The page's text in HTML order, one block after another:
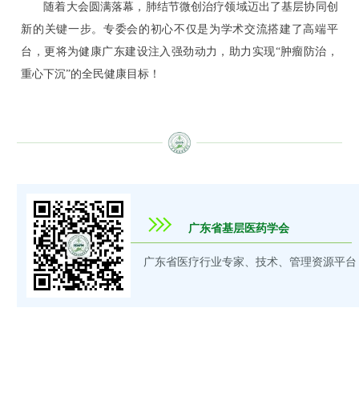
随着大会圆满落幕，肺结节微创治疗领域迈出了基层协同创
新的关键一步。专委会的初心不仅是为学术交流搭建了高端平
台，更将为健康广东建设注入强劲动力，助力实现“肿瘤防治，
重心下沉”的全民健康目标！
广东省基层医药学会
广东省医疗行业专家、技术、管理资源平台